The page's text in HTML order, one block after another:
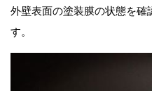
外壁表面の塗装膜の状態を確
す。